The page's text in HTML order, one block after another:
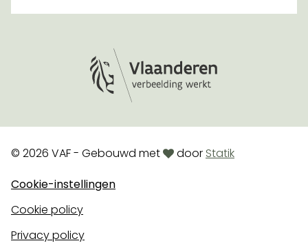
© 2026 VAF - Gebouwd metlovedoor Statik
Cookie-instellingen
Cookie policy
Privacy policy